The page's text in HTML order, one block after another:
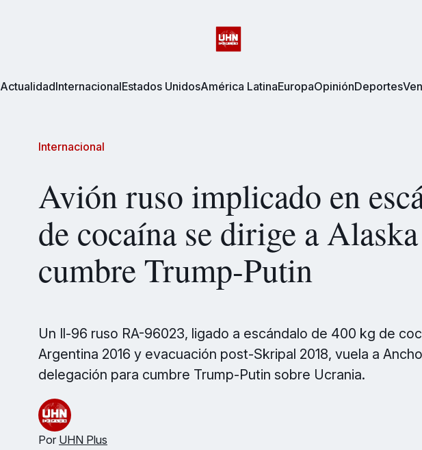
ActualidadInternacionalEstados UnidosAmérica LatinaEuropaOpiniónDeportes
Internacional
Avión ruso implicado en
de cocaína se dirige a
cumbre Trump-Putin
Un Il-96 ruso RA-96023, ligado a escándalo de 400 kg de
Argentina 2016 y evacuación post-Skripal 2018, vuela a
delegación para cumbre Trump-Putin sobre Ucrania.
Por UHN Plus